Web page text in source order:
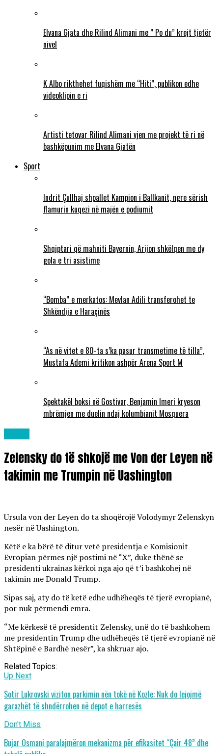
Elvana Gjata dhe Rilind Alimani me ” Po du” krejt tjetër
nivel
K Albo rikthehet fuqishëm me “Hiti”, publikon edhe
videoklipin e ri
Artisti tetovar Rilind Alimani vjen me projekt të ri në
bashkëpunim me Elvana Gjatën
Sport
Indrit Çullhaj shpallet Kampion i Ballkanit, ngre sërish
flamurin kuqezi në majën e podiumit
Shqiptari që mahniti Bayernin, Arijon shkëlqen me dy
gola e tri asistime
“Bomba” e merkatos: Mevlan Adili transferohet te
Shkëndija e Haraçinës
“As në vitet e 80-ta s’ka pasur transmetime të tilla”,
Mustafa Ademi kritikon ashpër Arena Sport M
Spektakël boksi në Gostivar, Benjamin Imeri kryeson
mbrëmjen me duelin ndaj kolumbianit Mosquera
Zelensky do të shkojë me Von der Leyen në
takimin me Trumpin në Uashington
Ursula von der Leyen do ta shoqërojë Volodymyr Zelenskyn
nesër në Uashington.
Këtë e ka bërë të ditur vetë presidentja e Komisionit
Evropian përmes një postimi në “X”, duke thënë se
presidenti ukrainas kërkoi nga ajo që t’i bashkohej në
takimin me Donald Trump.
Sipas saj, aty do të ketë edhe udhëheqës të tjerë evropianë,
por nuk përmendi emra.
“Me kërkesë të presidentit Zelensky, unë do të bashkohem
me presidentin Trump dhe udhëheqës të tjerë evropianë në
Shtëpinë e Bardhë nesër”, ka shkruar ajo.
Related Topics:
Up Next
Sotir Lukrovski viziton parkimin nën tokë në Kozle: Nuk do lejojmë
garazhët të shndërrohen në depot e harresës
Don't Miss
Bujar Osmani paralajmëron mekanizma për efikasitet “Çair 48” dhe